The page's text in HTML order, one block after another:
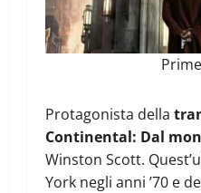
Protagonista della
Continental: Dal
Winston Scott.
York negli anni ’70 e